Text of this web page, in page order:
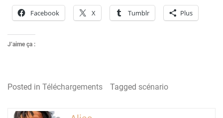
Facebook X Tumblr Plus
J’aime ça :
Posted in Téléchargements Tagged scénario